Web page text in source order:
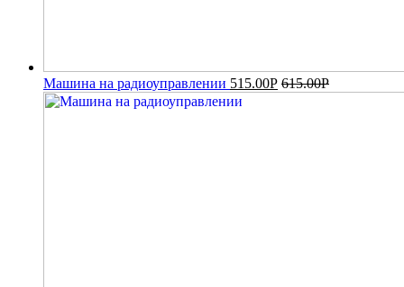
Машина на радиоуправлении 515.00Р 615.00Р